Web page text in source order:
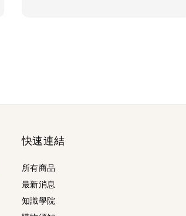
快速連結
所有商品
最新消息
知識學院